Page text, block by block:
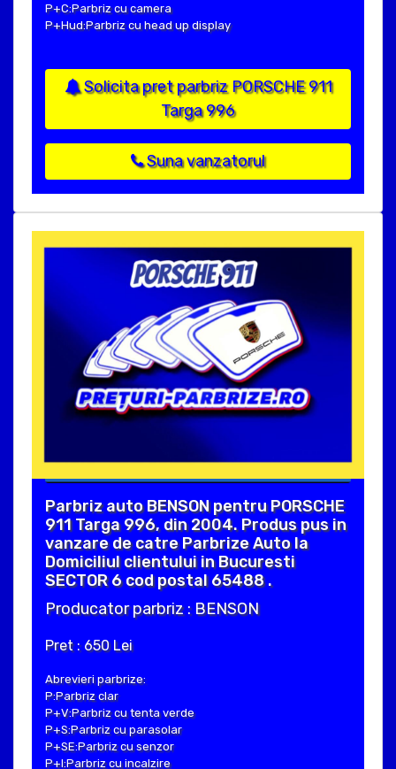
P+C:Parbriz cu camera
P+Hud:Parbriz cu head up display
Solicita pret parbriz PORSCHE 911
Targa 996
Suna vanzatorul
Parbriz auto BENSON pentru PORSCHE
911 Targa 996, din 2004. Produs pus in
vanzare de catre Parbrize Auto la
Domiciliul clientului in Bucuresti
SECTOR 6 cod postal 65488 .
Producator parbriz : BENSON
Pret : 650 Lei
Abrevieri parbrize:
P:Parbriz clar
P+V:Parbriz cu tenta verde
P+S:Parbriz cu parasolar
P+SE:Parbriz cu senzor
P+I:Parbriz cu incalzire